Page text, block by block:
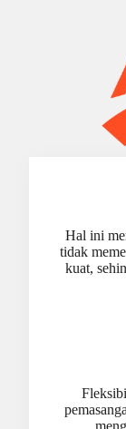
Hal ini
tidak
kuat,